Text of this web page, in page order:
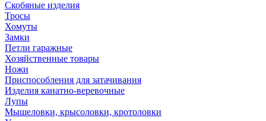
Скобяные изделия
Тросы
Хомуты
Замки
Петли гаражные
Хозяйственные товары
Ножи
Приспособления для затачивания
Изделия канатно-веревочные
Лупы
Мышеловки, крысоловки, кротоловки